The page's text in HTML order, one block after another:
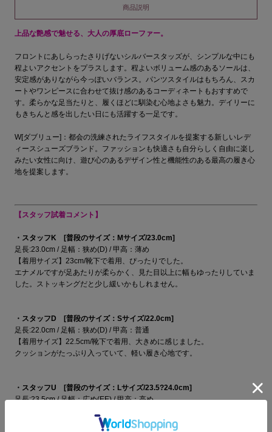
商品説明
上品な艶感で魅せる、大人の厚底ローファー。
フロントにあしらったさりげないシルバースタッズが、シンプルな中にも
程よいアクセントをプラスします。程よいボリューム感のあるソールは、
安定感がありながら今っぽいバランス。パンツスタイルはもちろん、スカ
ートやワンピースに合わせて抜け感のあるコーディネートもおすすめで
す。柔らかな足当たりと、履くほどに馴染む心地よさも魅力。デイリーに
もきちんと感を出したい日にも活躍する一足です。
W[ダブリュー]：都会の洗練されたライフスタイルを提案する新しいレデ
ィースシューズブランド。ファッションも快適さも自分らしく自由に楽し
みたい女性に向け、遊び心のあるデザイン性と機能性のある最高の履き心
地を提案します。
【スタッフ試着コメント】
・スタッフK [普段のサイズ：Mサイズ/23.0cm]
足長:23.0cm / 足幅：狭め(D) / 甲高：薄め
【着用サイズ】23cm/靴下で着用、ぴったりでした。
エナメルですが足あたりが柔らかく、見た目以上に幅もゆったりしていま
した。ストッキングだと少し緩いかもしれません。
・スタッフD [普段のサイズ：Sサイズ/22.0cm]
足長:22.0cm / 足幅：狭め(D) / 甲高：普通
【着用サイズ】22.5cm/靴下で着用、大きめに感じました。
クッションがたっぷり入っていて、軽い履き心地です。
・スタッフU [普段のサイズ：Lサイズ/23.5?24.0cm]
足長:23.5cm / 足幅：広め(EE) / 甲高：高め
靴下でちょうど良いサイズ感です。クッションが効いていてとても履きや